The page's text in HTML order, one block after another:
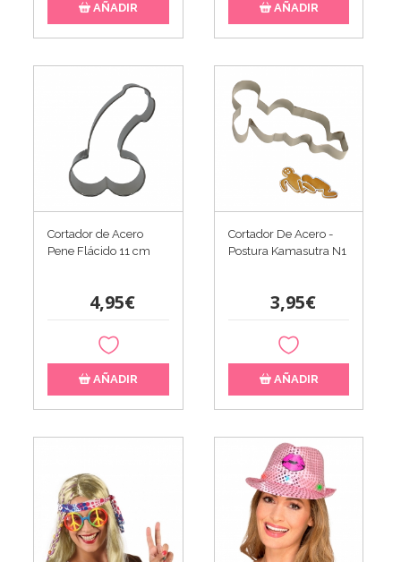
AÑADIR AÑADIR
Cortador de Acero
Pene Flácido 11 cm
4,95€
AÑADIR
Cortador De Acero -
Postura Kamasutra N1
3,95€
AÑADIR